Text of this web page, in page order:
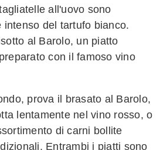
all'uovo sono
del tartufo bianco.
al Barolo, un piatto
con il famoso vino
prova il brasato al Barolo,
lentamente nel vino rosso, o
di carni bollite
Entrambi i piatti sono